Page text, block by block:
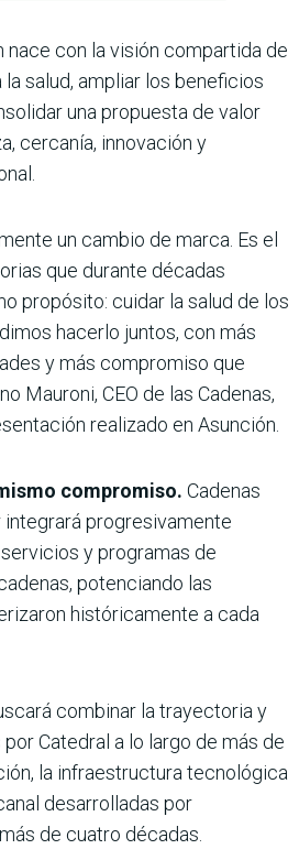
nace con la visión compartida de
salud, ampliar los beneficios
una propuesta de valor
cercanía, innovación y
un cambio de marca. Es el
que durante décadas
propósito: cuidar la salud de los
hacerlo juntos, con más
y más compromiso que
Mauroni, CEO de las Cadenas,
realizado en Asunción.
compromiso. Cadenas
progresivamente
y programas de
potenciando las
históricamente a cada
combinar la trayectoria y
Catedral a lo largo de más de
la infraestructura tecnológica
desarrolladas por
de cuatro décadas.